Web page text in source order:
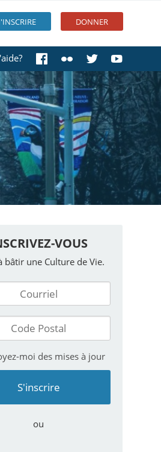
DONNER
VOUS
bâtir une Culture de Vie.
moi des mises à jour
ou